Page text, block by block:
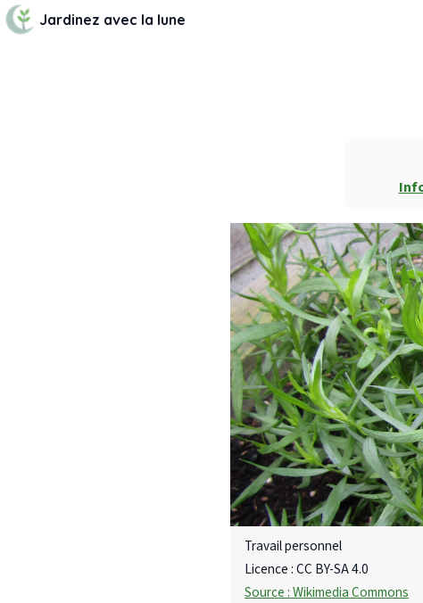
Jardinez avec la lune
Travail personnel
Licence : CC BY-SA 4.0
Source : Wikimedia Commons